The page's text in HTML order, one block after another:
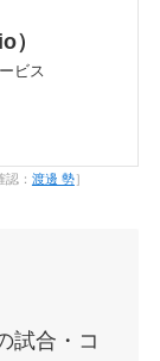
）
ビス
： 渡邊 勢］
試合・コ